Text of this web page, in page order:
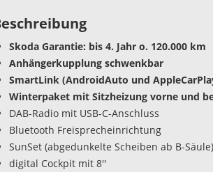
Skoda Garantie: bis 4. Jahr o. 120.000 km
Anhängerkupplung schwenkbar
SmartLink (AndroidAuto und
Winterpaket mit Sitzheizung vorne und
DAB-Radio mit USB-C-Anschluss
Bluetooth Freisprecheinrichtung
SunSet (abgedunkelte Scheiben ab B-Säule)
digital Cockpit mit 8''